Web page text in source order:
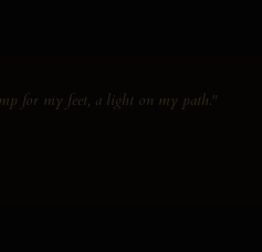
for my feet, a light on my path."